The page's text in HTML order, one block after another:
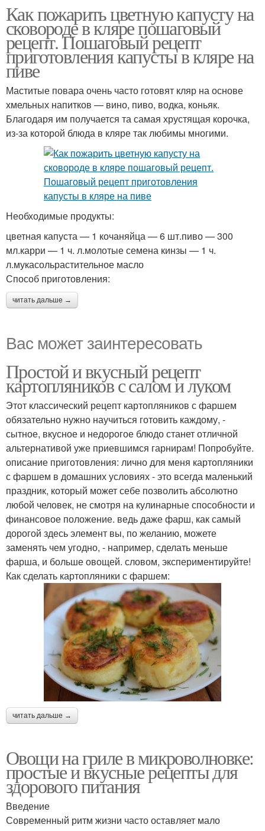
Как пожарить цветную капусту на
сковороде в кляре пошаговый
рецепт. Пошаговый рецепт
приготовления капусты в кляре на
пиве
Маститые повара очень часто готовят кляр на основе
хмельных напитков — вино, пиво, водка, коньяк.
Благодаря им получается та самая хрустящая корочка,
из-за которой блюда в кляре так любимы многими.
Необходимые продукты:
цветная капуста — 1 кочаняйца — 6 шт.пиво — 300
мл.карри — 1 ч. л.молотые семена кинзы — 1 ч.
л.мукасольрастительное масло
Способ приготовления:
читать дальше →
Вас может заинтересовать
Простой и вкусный рецепт
картопляников с салом и луком
Этот классический рецепт картопляников с фаршем
обязательно нужно научиться готовить каждому, -
сытное, вкусное и недорогое блюдо станет отличной
альтернативой уже приевшимся гарнирам! Попробуйте.
описание приготовления: лично для меня картопляники
с фаршем в домашних условиях - это всегда маленький
праздник, который может себе позволить абсолютно
любой человек, не смотря на кулинарные способности и
финансовое положение. ведь даже фарш, как самый
дорогой здесь элемент вы, по желанию, можете
заменять чем угодно, - например, сделать меньше
фарша, и больше овощей. словом, экспериментируйте!
Как сделать картопляники с фаршем:
читать дальше →
Овощи на гриле в микроволновке:
простые и вкусные рецепты для
здорового питания
Введение
Современный ритм жизни часто оставляет мало